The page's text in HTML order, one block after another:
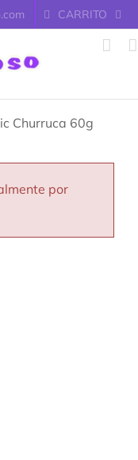
CARRITO
Churruca 60g
por